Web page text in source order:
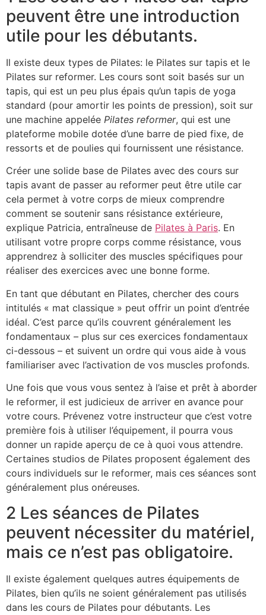
peuvent être une introduction
utile pour les débutants.
Il existe deux types de Pilates: le Pilates sur tapis et le
Pilates sur reformer. Les cours sont soit basés sur un
tapis, qui est un peu plus épais qu’un tapis de yoga
standard (pour amortir les points de pression), soit sur
une machine appelée Pilates reformer, qui est une
plateforme mobile dotée d’une barre de pied fixe, de
ressorts et de poulies qui fournissent une résistance.
Créer une solide base de Pilates avec des cours sur
tapis avant de passer au reformer peut être utile car
cela permet à votre corps de mieux comprendre
comment se soutenir sans résistance extérieure,
explique Patricia, entraîneuse de Pilates à Paris. En
utilisant votre propre corps comme résistance, vous
apprendrez à solliciter des muscles spécifiques pour
réaliser des exercices avec une bonne forme.
En tant que débutant en Pilates, chercher des cours
intitulés « mat classique » peut offrir un point d’entrée
idéal. C’est parce qu’ils couvrent généralement les
fondamentaux – plus sur ces exercices fondamentaux
ci-dessous – et suivent un ordre qui vous aide à vous
familiariser avec l’activation de vos muscles profonds.
Une fois que vous vous sentez à l’aise et prêt à aborder
le reformer, il est judicieux de arriver en avance pour
votre cours. Prévenez votre instructeur que c’est votre
première fois à utiliser l’équipement, il pourra vous
donner un rapide aperçu de ce à quoi vous attendre.
Certaines studios de Pilates proposent également des
cours individuels sur le reformer, mais ces séances sont
généralement plus onéreuses.
2 Les séances de Pilates
peuvent nécessiter du matériel,
mais ce n’est pas obligatoire.
Il existe également quelques autres équipements de
Pilates, bien qu’ils ne soient généralement pas utilisés
dans les cours de Pilates pour débutants. Les